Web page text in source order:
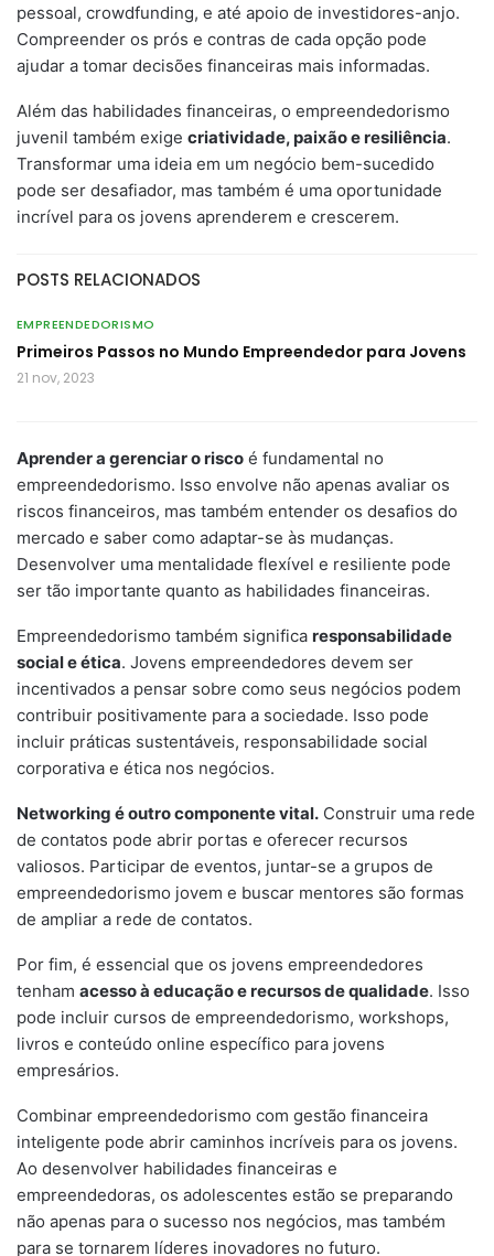
pessoal, crowdfunding, e até apoio de investidores-anjo.
Compreender os prós e contras de cada opção pode
ajudar a tomar decisões financeiras mais informadas.
Além das habilidades financeiras, o empreendedorismo
juvenil também exige criatividade, paixão e resiliência.
Transformar uma ideia em um negócio bem-sucedido
pode ser desafiador, mas também é uma oportunidade
incrível para os jovens aprenderem e crescerem.
POSTS RELACIONADOS
EMPREENDEDORISMO
Primeiros Passos no Mundo Empreendedor para Jovens
21 nov, 2023
Aprender a gerenciar o risco é fundamental no
empreendedorismo. Isso envolve não apenas avaliar os
riscos financeiros, mas também entender os desafios do
mercado e saber como adaptar-se às mudanças.
Desenvolver uma mentalidade flexível e resiliente pode
ser tão importante quanto as habilidades financeiras.
Empreendedorismo também significa responsabilidade
social e ética. Jovens empreendedores devem ser
incentivados a pensar sobre como seus negócios podem
contribuir positivamente para a sociedade. Isso pode
incluir práticas sustentáveis, responsabilidade social
corporativa e ética nos negócios.
Networking é outro componente vital. Construir uma rede
de contatos pode abrir portas e oferecer recursos
valiosos. Participar de eventos, juntar-se a grupos de
empreendedorismo jovem e buscar mentores são formas
de ampliar a rede de contatos.
Por fim, é essencial que os jovens empreendedores
tenham acesso à educação e recursos de qualidade. Isso
pode incluir cursos de empreendedorismo, workshops,
livros e conteúdo online específico para jovens
empresários.
Combinar empreendedorismo com gestão financeira
inteligente pode abrir caminhos incríveis para os jovens.
Ao desenvolver habilidades financeiras e
empreendedoras, os adolescentes estão se preparando
não apenas para o sucesso nos negócios, mas também
para se tornarem líderes inovadores no futuro.